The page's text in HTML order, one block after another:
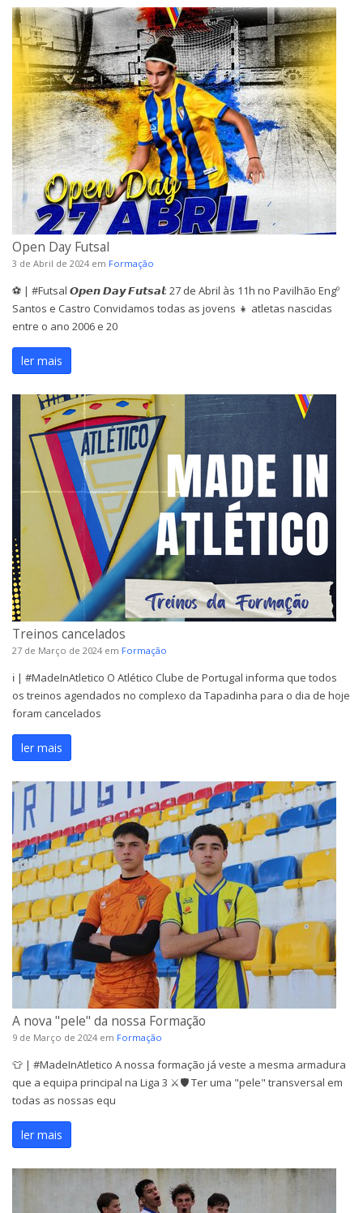
Open Day Futsal
3 de Abril de 2024 em Formação
⚽ | #Futsal 𝙊𝙥𝙚𝙣 𝘿𝙖𝙮 𝙁𝙪𝙩𝙨𝙖𝙡: 27 de Abril às 11h no Pavilhão Engº
Santos e Castro Convidamos todas as jovens 👧 atletas nascidas
entre o ano 2006 e 20
ler mais
Treinos cancelados
27 de Março de 2024 em Formação
ℹ️ | #MadeInAtletico O Atlético Clube de Portugal informa que todos
os treinos agendados no complexo da Tapadinha para o dia de hoje
foram cancelados
ler mais
A nova "pele" da nossa Formação
9 de Março de 2024 em Formação
👕 | #MadeInAtletico A nossa formação já veste a mesma armadura
que a equipa principal na Liga 3 ⚔🛡 Ter uma "pele" transversal em
todas as nossas equ
ler mais